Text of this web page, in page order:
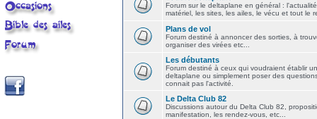
Forum sur le deltaplane en général :
matériel, les sites, les ailes, le vécu et tout le
Plans de vol
Forum destiné à annoncer des sorties, à
organiser des virées etc...
Les débutants
Forum destiné à ceux qui voudraient établir
deltaplane ou simplement poser des
connait pas l'activité.
Le Delta Club 82
Discussions autour du Delta Club 82,
manifestation, les rendez-vous, etc...